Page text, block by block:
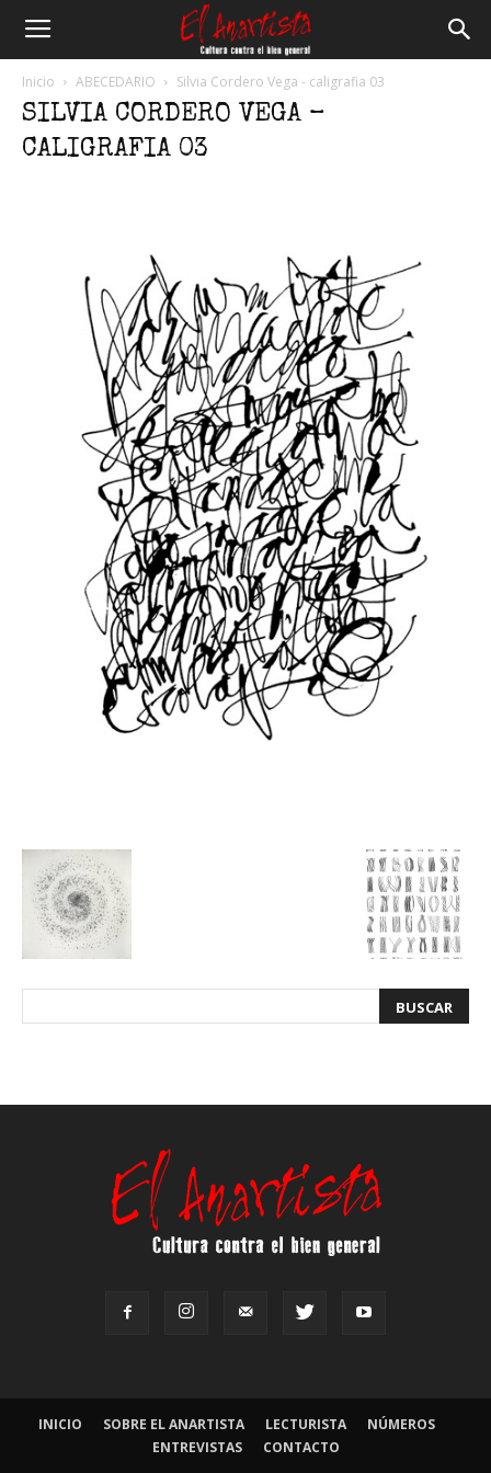
Inicio ABECEDARIO Silvia Cordero Vega - caligrafia 03
SILVIA CORDERO VEGA –
CALIGRAFIA 03
INICIO SOBRE EL ANARTISTA LECTURISTA
NÚMEROS
ENTREVISTAS
CONTACTO